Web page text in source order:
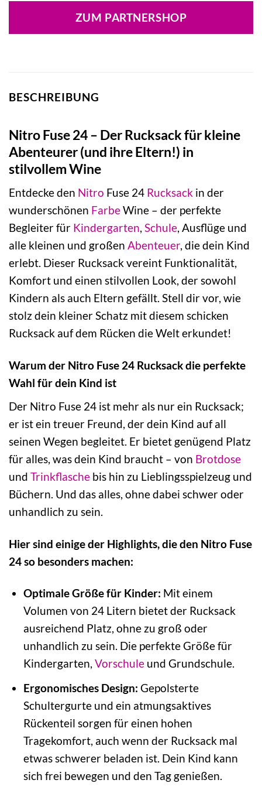
war:
79,95 €
ist:
63,71 €.
ZUM PARTNERSHOP
BESCHREIBUNG
Nitro Fuse 24 – Der Rucksack für kleine
Abenteurer (und ihre Eltern!) in
stilvollem Wine
Entdecke den Nitro Fuse 24 Rucksack in der
wunderschönen FarbeWine – der perfekte
Begleiter für Kindergarten, Schule, Ausflüge und
alle kleinen und großen Abenteuer, die dein Kind
erlebt. Dieser Rucksack vereint Funktionalität,
Komfort und einen stilvollen Look, der sowohl
Kindern als auch Eltern gefällt. Stell dir vor, wie
stolz dein kleiner Schatz mit diesem schicken
Rucksack auf dem Rücken die Welt erkundet!
Warum der Nitro Fuse 24 Rucksack die perfekte
Wahl für dein Kind ist
Der Nitro Fuse 24 ist mehr als nur ein Rucksack;
er ist ein treuer Freund, der dein Kind auf all
seinen Wegen begleitet. Er bietet genügend Platz
für alles, was dein Kind braucht – von Brotdose
und Trinkflasche bis hin zu Lieblingsspielzeug und
Büchern. Und das alles, ohne dabei schwer oder
unhandlich zu sein.
Hier sind einige der Highlights, die den Nitro Fuse
24 so besonders machen:
Optimale Größe für Kinder: Mit einem
Volumen von 24 Litern bietet der Rucksack
ausreichend Platz, ohne zu groß oder
unhandlich zu sein. Die perfekte Größe für
Kindergarten, Vorschuleund Grundschule.
Ergonomisches Design: Gepolsterte
Schultergurte und ein atmungsaktives
Rückenteil sorgen für einen hohen
Tragekomfort, auch wenn der Rucksack mal
etwas schwerer beladen ist. Dein Kind kann
sich frei bewegen und den Tag genießen.